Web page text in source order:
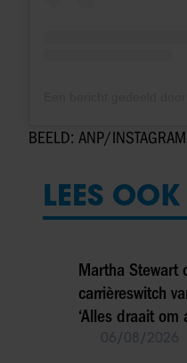
BEELD: ANP/
LEES OOK
Martha Stewart
carrièreswitch
‘Alles draait om